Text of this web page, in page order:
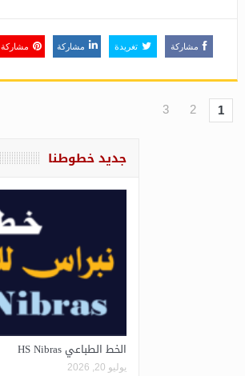
مشاركة تغريدة مشاركة مشاركة
1
2
3
جديد خطوطنا
الخط الطباعي HS Nibras
يوليو 20, 2026